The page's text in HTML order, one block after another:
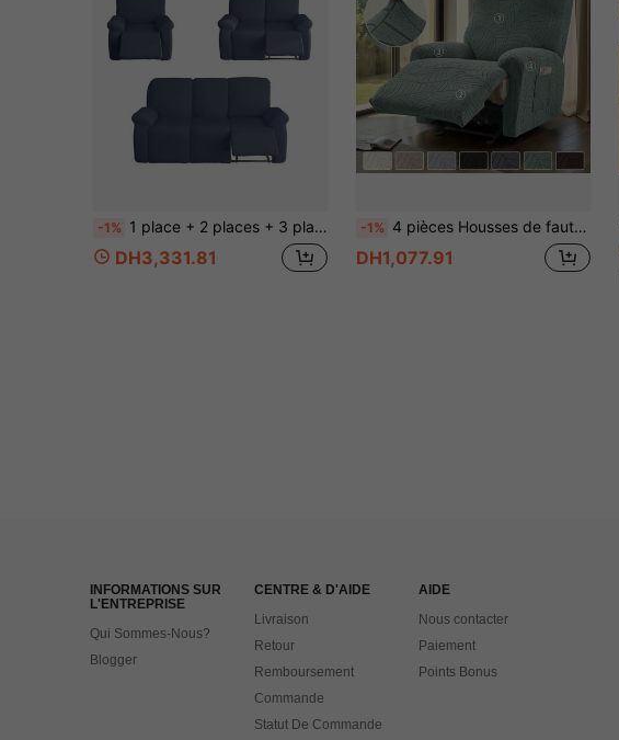
-1% 1 place + 2 places + 3 places Ensemble de canapés de massage en soie de lait élastique, décoration d'intérieur minimaliste moderne pour la chambre, le salon, la salle à manger, convient aux animaux de compagnie
DH3,331.81
-1% 4 pièces Housses de fauteuil en jacquard, housses de canapé inclinable amovibles, housses de canapé unicolore de couleur unie, housses de canapé inclinable décontractées pour toutes les saisons
DH1,077.91
INFORMATIONS SUR
L'ENTREPRISE
Qui Sommes-Nous?
Blogger
CENTRE & D'AIDE
Livraison
Retour
Remboursement
Commande
Statut De Commande
AIDE
Nous contacter
Paiement
Points Bonus